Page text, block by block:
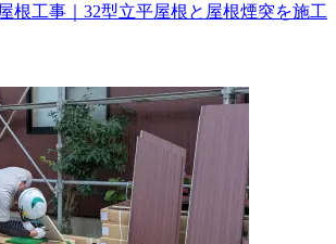
根工事｜32型立平屋根と屋根煙突を施工